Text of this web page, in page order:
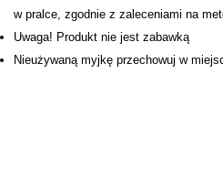
w pralce, zgodnie z zaleceniami na
Uwaga! Produkt nie jest zabawką
Nieużywaną myjkę przechowuj w